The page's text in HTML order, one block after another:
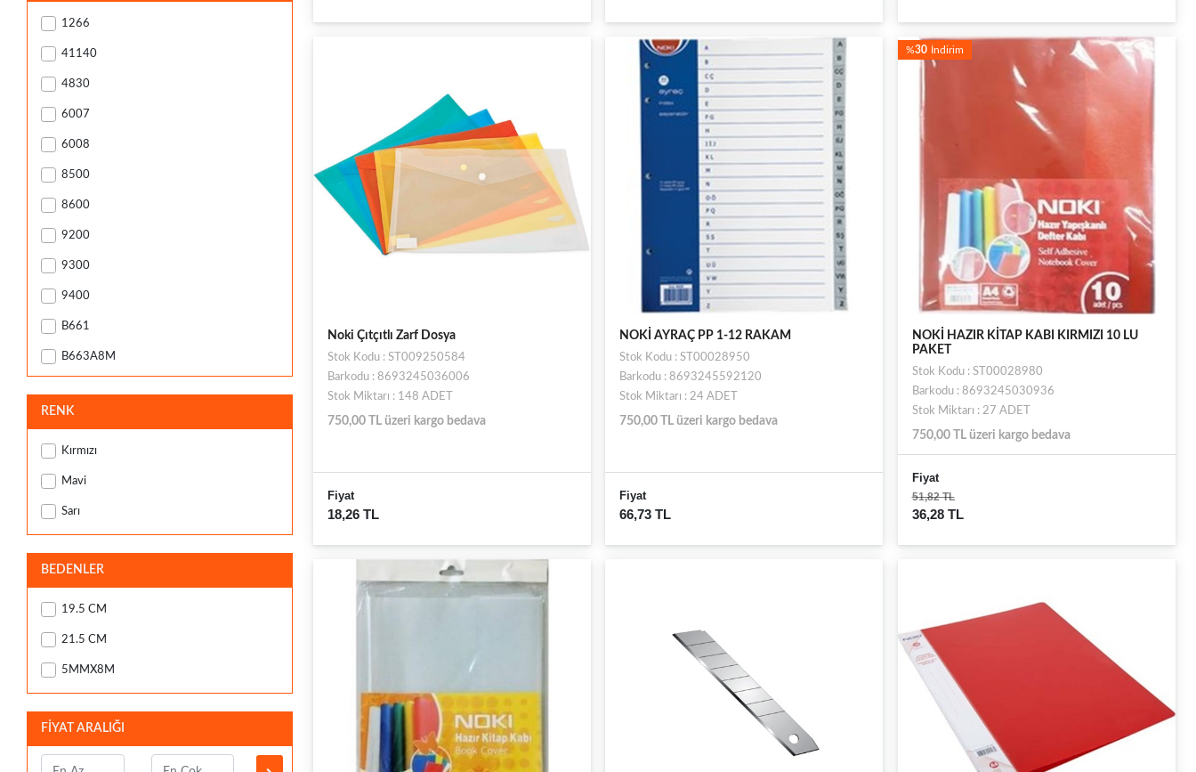
1266
41140
4830
6007
6008
8500
8600
9200
9300
9400
B661
B663A8M
RENK
Kırmızı
Mavi
Sarı
BEDENLER
19.5 CM
21.5 CM
5MMX8M
FİYAT ARALIĞI
Noki Çıtçıtlı Zarf Dosya
Stok Kodu : ST009250584
Barkodu : 8693245036006
Stok Miktarı : 148 ADET
750,00 TL üzeri kargo bedava
Fiyat
18,26 TL
NOKİ AYRAÇ PP 1-12 RAKAM
Stok Kodu : ST00028950
Barkodu : 8693245592120
Stok Miktarı : 24 ADET
750,00 TL üzeri kargo bedava
Fiyat
66,73 TL
%30 İndirim
NOKİ HAZIR KİTAP KABI KIRMIZI 10 LU
PAKET
Stok Kodu : ST00028980
Barkodu : 8693245030936
Stok Miktarı : 27 ADET
750,00 TL üzeri kargo bedava
Fiyat
51,82 TL
36,28 TL